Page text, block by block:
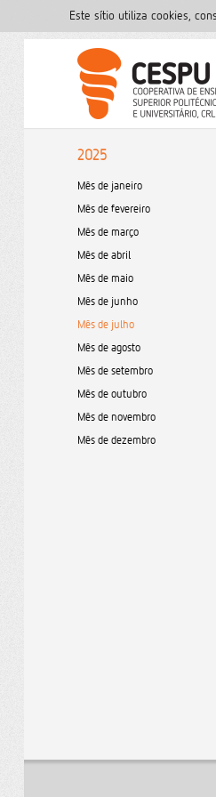
Este sítio utiliza cookies,
2025
Mês de janeiro
Mês de fevereiro
Mês de março
Mês de abril
Mês de maio
Mês de junho
Mês de julho
Mês de agosto
Mês de setembro
Mês de outubro
Mês de novembro
Mês de dezembro